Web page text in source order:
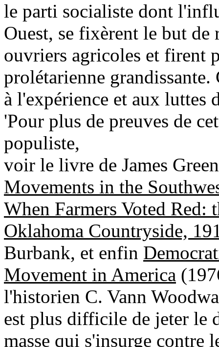
le parti socialiste dont
Ouest, se fixèrent le but de
ouvriers agricoles et firent
prolétarienne
à l'expérience et aux luttes
'Pour plus de preuves de
populiste,
voir le livre de James
Movements in the
When Farmers Voted Red:
Oklahoma Countryside,
Burbank, et enfin
Movement in America
l'historien C. Vann
est plus difficile de jeter le
masse qui s'insurge contre